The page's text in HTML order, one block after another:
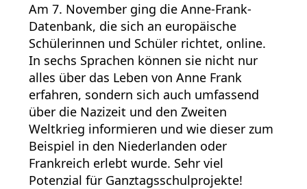
Am 7. November ging die Anne-Frank-
Datenbank, die sich an europäische
Schülerinnen und Schüler richtet, online.
In sechs Sprachen können sie nicht nur
alles über das Leben von Anne Frank
erfahren, sondern sich auch umfassend
über die Nazizeit und den Zweiten
Weltkrieg informieren und wie dieser zum
Beispiel in den Niederlanden oder
Frankreich erlebt wurde. Sehr viel
Potenzial für Ganztagsschulprojekte!